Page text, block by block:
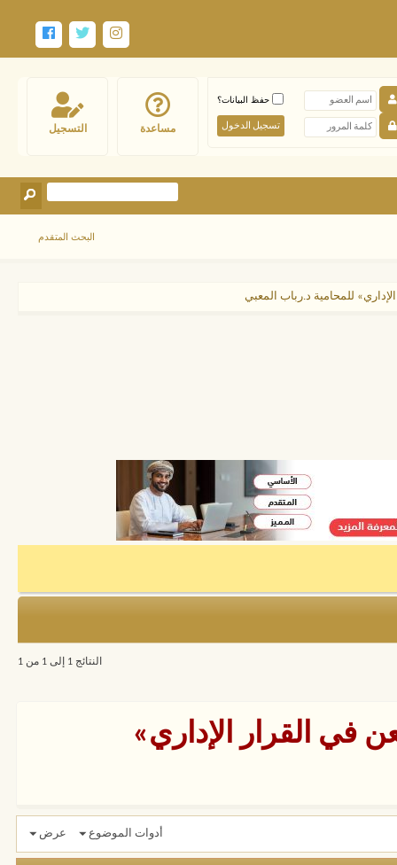
التسجيل مساعدة
حفظ البيانات؟
البحث المتقدم
للمحامية د.رباب المعبي
النتائج 1 إلى 1 من 1
في القرار الإداري»
أدوات الموضوع عرض